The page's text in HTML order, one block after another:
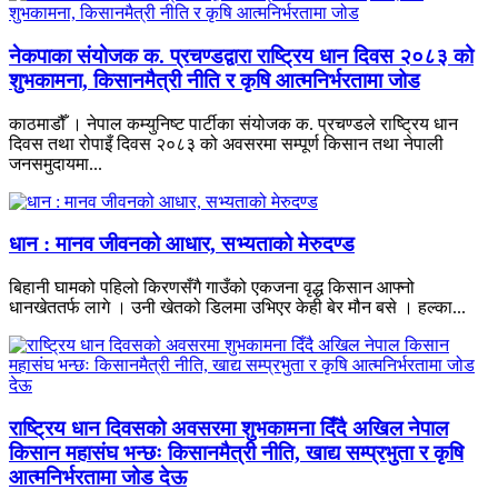
नेकपाका संयोजक क. प्रचण्डद्वारा राष्ट्रिय धान दिवस २०८३ को
शुभकामना, किसानमैत्री नीति र कृषि आत्मनिर्भरतामा जोड
काठमाडौँ । नेपाल कम्युनिष्ट पार्टीका संयोजक क. प्रचण्डले राष्ट्रिय धान
दिवस तथा रोपाइँ दिवस २०८३ को अवसरमा सम्पूर्ण किसान तथा नेपाली
जनसमुदायमा...
धान : मानव जीवनको आधार, सभ्यताको मेरुदण्ड
बिहानी घामको पहिलो किरणसँगै गाउँको एकजना वृद्ध किसान आफ्नो
धानखेततर्फ लागे । उनी खेतको डिलमा उभिएर केही बेर मौन बसे । हल्का...
राष्ट्रिय धान दिवसको अवसरमा शुभकामना दिँदै अखिल नेपाल
किसान महासंघ भन्छः किसानमैत्री नीति, खाद्य सम्प्रभुता र कृषि
आत्मनिर्भरतामा जोड देऊ